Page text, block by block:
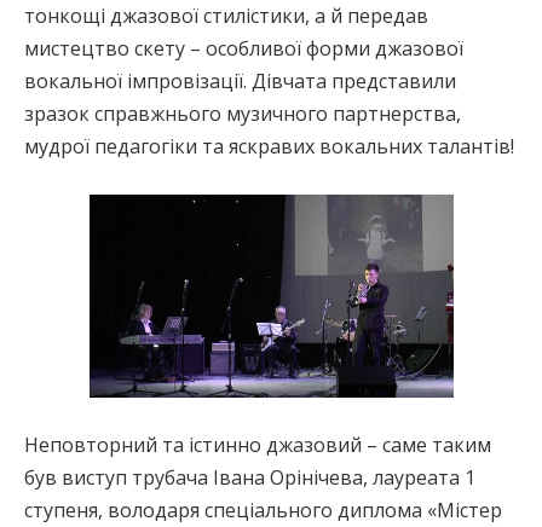
тонкощі джазової стилістики, а й передав
мистецтво скету – особливої форми джазової
вокальної імпровізації. Дівчата представили
зразок справжнього музичного партнерства,
мудрої педагогіки та яскравих вокальних талантів!
Неповторний та істинно джазовий – саме таким
був виступ трубача Івана Орінічева, лауреата 1
ступеня, володаря спеціального диплома «Містер